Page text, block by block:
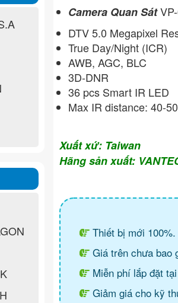
Camera Quan Sát
DTV 5.0 Megapixel
True Day/Night (ICR)
AWB, AGC, BLC
3D-DNR
36 pcs Smart IR LED
Max IR distance: 40-
Xuất xứ: Taiwan
Hãng sản xuất:
Thiết bị mới
Giá trên chưa bao
Miễn phí lắp đặt
Giảm giá cho kỹ